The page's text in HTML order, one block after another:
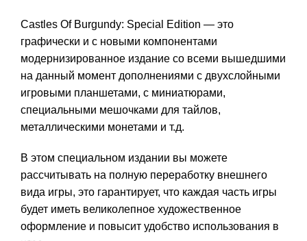
Castles Of Burgundy: Special Edition — это
графически и с новыми компонентами
модернизированное издание со всеми вышедшими
на данный момент дополнениями с двухслойными
игровыми планшетами, с миниатюрами,
специальными мешочками для тайлов,
металлическими монетами и т.д.
В этом специальном издании вы можете
рассчитывать на полную переработку внешнего
вида игры, это гарантирует, что каждая часть игры
будет иметь великолепное художественное
оформление и повысит удобство использования в